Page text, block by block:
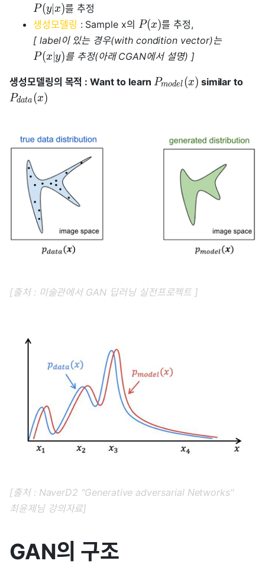
P(y∣x)를 추정
생성모델링 : Sample x의 P(x)를 추정,
[ label이 있는 경우(with condition vector)는
P(x∣y)를 추정(아래 CGAN에서 설명) ]
생성모델링의 목적 : Want to learn Pmodel (x) similar to
Pdata (x)
[출처 : 미술관에서 GAN 딥러닝 실전프로젝트 ]
[출처 : NaverD2 "Generative adversarial Networks"
최윤제님 강의자료]
GAN의 구조